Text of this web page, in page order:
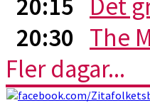
20:15 Det
20:30 The
Fler dagar...